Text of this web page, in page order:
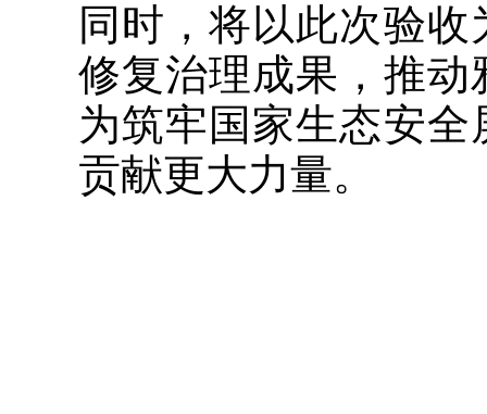
同时，将以此次验
修复治理成果，推
为筑牢国家生态安
贡献更大力量。